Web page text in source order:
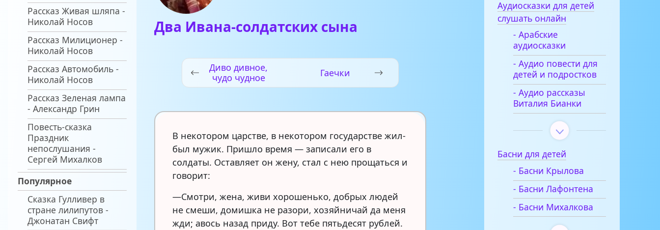
Рассказ Живая шляпа -
Николай Носов
Рассказ Милиционер -
Николай Носов
Рассказ Автомобиль -
Николай Носов
Рассказ Зеленая лампа
- Александр Грин
Повесть-сказка
Праздник
непослушания -
Сергей Михалков
Популярное
Сказка Гулливер в
стране лилипутов -
Джонатан Свифт
Два Ивана-солдатских сына
Диво дивное,
чудо чудное
Гаечки
В некотором царстве, в некотором государстве жил-
был мужик. Пришло время — записали его в
солдаты. Оставляет он жену, стал с нею прощаться и
говорит:
—Смотри, жена, живи хорошенько, добрых людей
не смеши, домишка не разори, хозяйничай да меня
жди; авось назад приду. Вот тебе пятьдесят рублей.
Аудиосказки для детей
слушать онлайн
- Арабские
аудиосказки
- Аудио повести для
детей и подростков
- Аудио рассказы
Виталия Бианки
Басни для детей
- Басни Крылова
- Басни Лафонтена
- Басни Михалкова